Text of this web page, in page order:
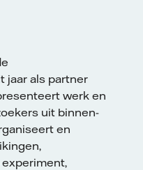
jaar als partner
werk en
uit binnen-
en